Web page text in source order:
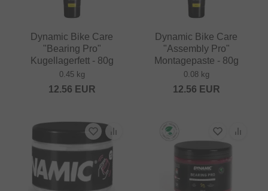
Dynamic Bike Care
"Bearing Pro"
Kugellagerfett - 80g
0.45 kg
12.56 EUR
Dynamic Bike Care
"Assembly Pro"
Montagepaste - 80g
0.08 kg
12.56 EUR